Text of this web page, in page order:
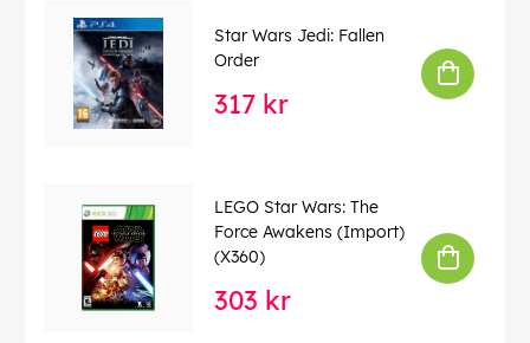
Star Wars Jedi: Fallen
Order
317 kr
LEGO Star Wars: The
Force Awakens (Import)
(X360)
303 kr